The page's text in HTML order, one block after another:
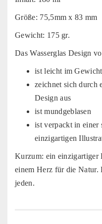
Größe: 75,5mm x 83 mm
Gewicht: 175 gr.
Das Wasserglas Design
ist leicht im Gewicht
zeichnet sich durch
Design aus
ist mundgeblasen
ist verpackt in einer
einzigartigen
Kurzum: ein einzigartiger
einem Herz für die Natur.
jeden.